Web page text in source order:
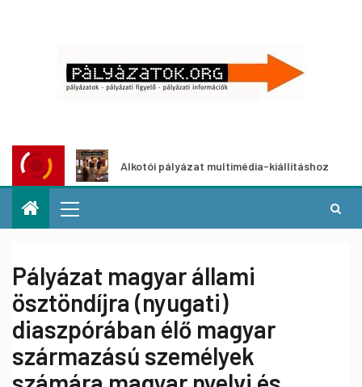
Alkotói pályázat multimédia-kiállításhoz
Pályázat magyar állami
ösztöndíjra (nyugati)
diaszpórában élő magyar
származású személyek